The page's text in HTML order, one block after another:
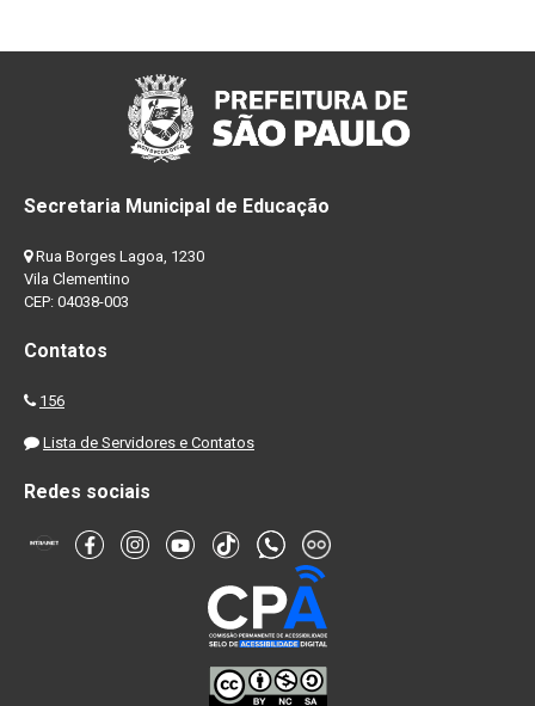
Secretaria Municipal de Educação
Rua Borges Lagoa, 1230
Vila Clementino
CEP: 04038-003
Contatos
156
Lista de Servidores e Contatos
Redes sociais